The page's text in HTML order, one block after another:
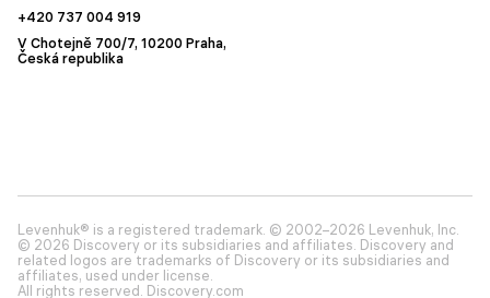
+420 737 004 919
V Chotejně 700/7, 10200 Praha,
Česká republika
Levenhuk® is a registered trademark. © 2002–2026 Levenhuk, Inc.
© 2026 Discovery or its subsidiaries and affiliates. Discovery and
related logos are trademarks of Discovery or its subsidiaries and
affiliates, used under license.
All rights reserved. Discovery.com